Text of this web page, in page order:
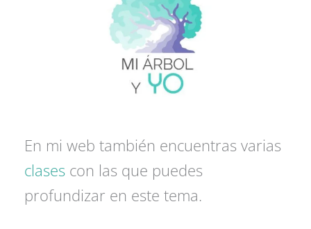
En mi web también encuentras varias
clases con las que puedes
profundizar en este tema.